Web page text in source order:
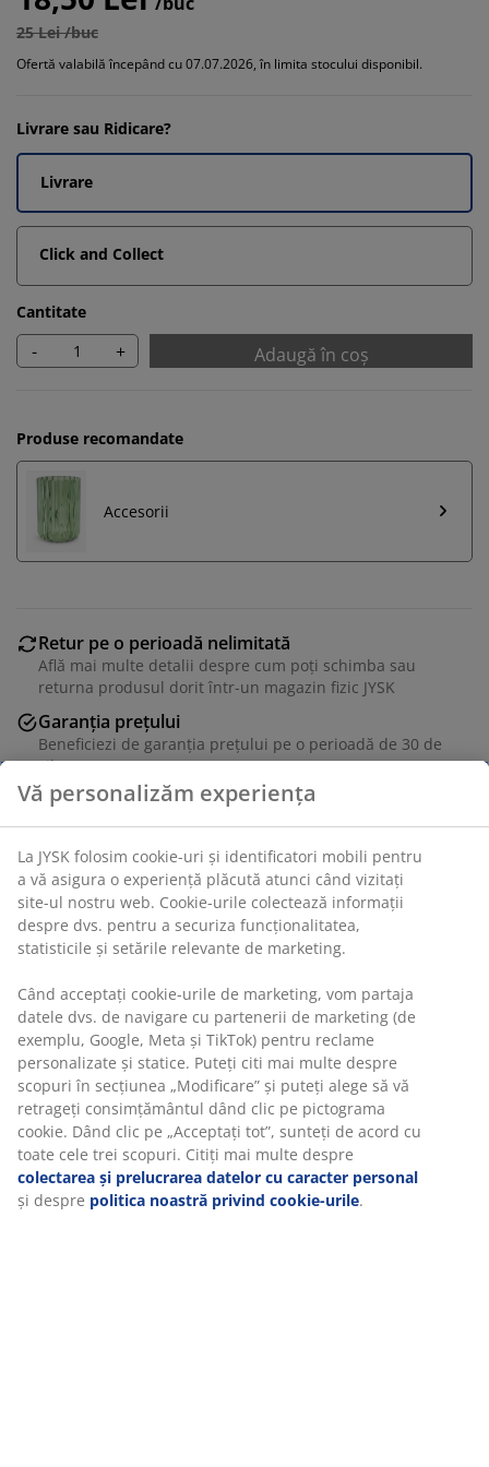
25 Lei /buc
Ofertă valabilă începând cu 07.07.2026, în limita stocului disponibil.
Livrare sau Ridicare?
Livrare
Click and Collect
Cantitate
- + Adaugă în coș
Produse recomandate
Accesorii
Retur pe o perioadă nelimitată
Află mai multe detalii despre cum poți schimba sau
returna produsul dorit într-un magazin fizic JYSK
Garanția prețului
Beneficiezi de garanția prețului pe o perioadă de 30 de
zile
Opțiuni flexibile de livrare
Alege varianta de livrare care ți se potrivește cel mai
Unitate de stoc: 2778566
Specificații
Recenzii
(14)